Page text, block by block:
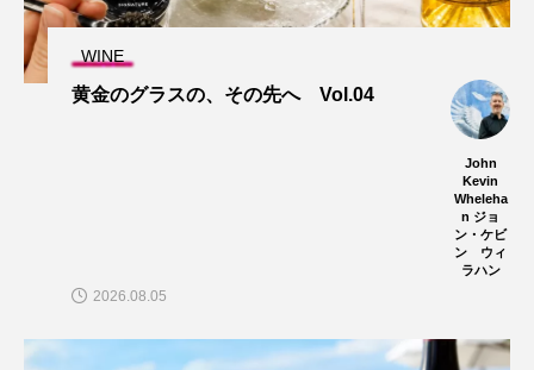
WINE
黄金のグラスの、その先へ Vol.04
John
Kevin
Wheleha
n ジョ
ン・ケビ
ン ウィ
ラハン
2026.08.05